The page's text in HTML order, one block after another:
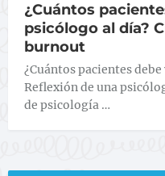
¿Cuántos
psicólogo al día?
burnout
¿Cuántos pacientes
Reflexión de una
de psicología …